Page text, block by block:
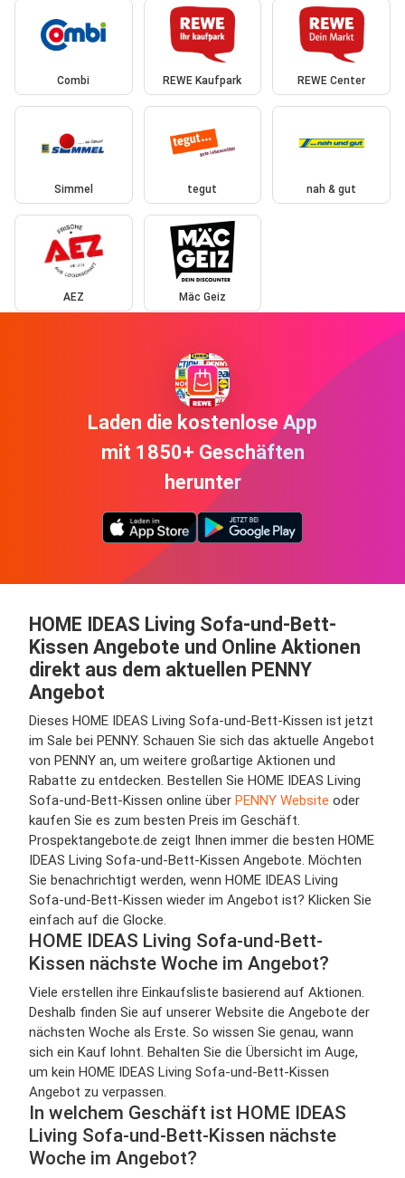
Combi REWE Kaufpark REWE Center
Simmel tegut nah & gut
AEZ Mäc Geiz
Laden die kostenlose App
mit 1850+ Geschäften
herunter
HOME IDEAS Living Sofa-und-Bett-
Kissen Angebote und Online Aktionen
direkt aus dem aktuellen PENNY
Angebot
Dieses HOME IDEAS Living Sofa-und-Bett-Kissen ist jetzt
im Sale bei PENNY. Schauen Sie sich das aktuelle Angebot
von PENNY an, um weitere großartige Aktionen und
Rabatte zu entdecken. Bestellen Sie HOME IDEAS Living
Sofa-und-Bett-Kissen online über PENNY Website oder
kaufen Sie es zum besten Preis im Geschäft.
Prospektangebote.de zeigt Ihnen immer die besten HOME
IDEAS Living Sofa-und-Bett-Kissen Angebote. Möchten
Sie benachrichtigt werden, wenn HOME IDEAS Living
Sofa-und-Bett-Kissen wieder im Angebot ist? Klicken Sie
einfach auf die Glocke.
HOME IDEAS Living Sofa-und-Bett-
Kissen nächste Woche im Angebot?
Viele erstellen ihre Einkaufsliste basierend auf Aktionen.
Deshalb finden Sie auf unserer Website die Angebote der
nächsten Woche als Erste. So wissen Sie genau, wann
sich ein Kauf lohnt. Behalten Sie die Übersicht im Auge,
um kein HOME IDEAS Living Sofa-und-Bett-Kissen
Angebot zu verpassen.
In welchem Geschäft ist HOME IDEAS
Living Sofa-und-Bett-Kissen nächste
Woche im Angebot?